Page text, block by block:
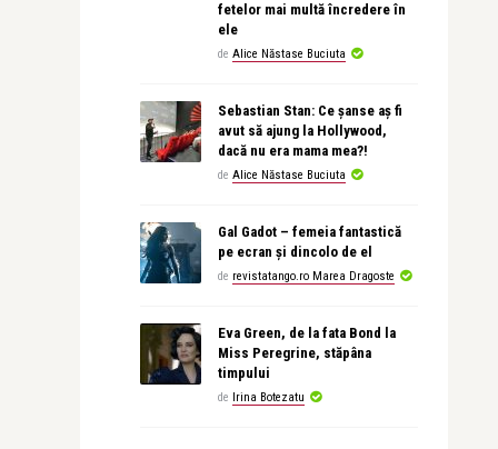
fetelor mai multă încredere în
ele
de Alice Năstase Buciuta
Sebastian Stan: Ce șanse aș fi
avut să ajung la Hollywood,
dacă nu era mama mea?!
de Alice Năstase Buciuta
Gal Gadot – femeia fantastică
pe ecran și dincolo de el
de revistatango.ro Marea Dragoste
Eva Green, de la fata Bond la
Miss Peregrine, stăpâna
timpului
de Irina Botezatu